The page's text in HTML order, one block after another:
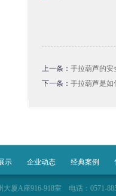
上一条： 手拉葫芦的安
下一条： 手拉葫芦是如
示 企业动态 经典案例
厦A座916-918室 电话：0571-